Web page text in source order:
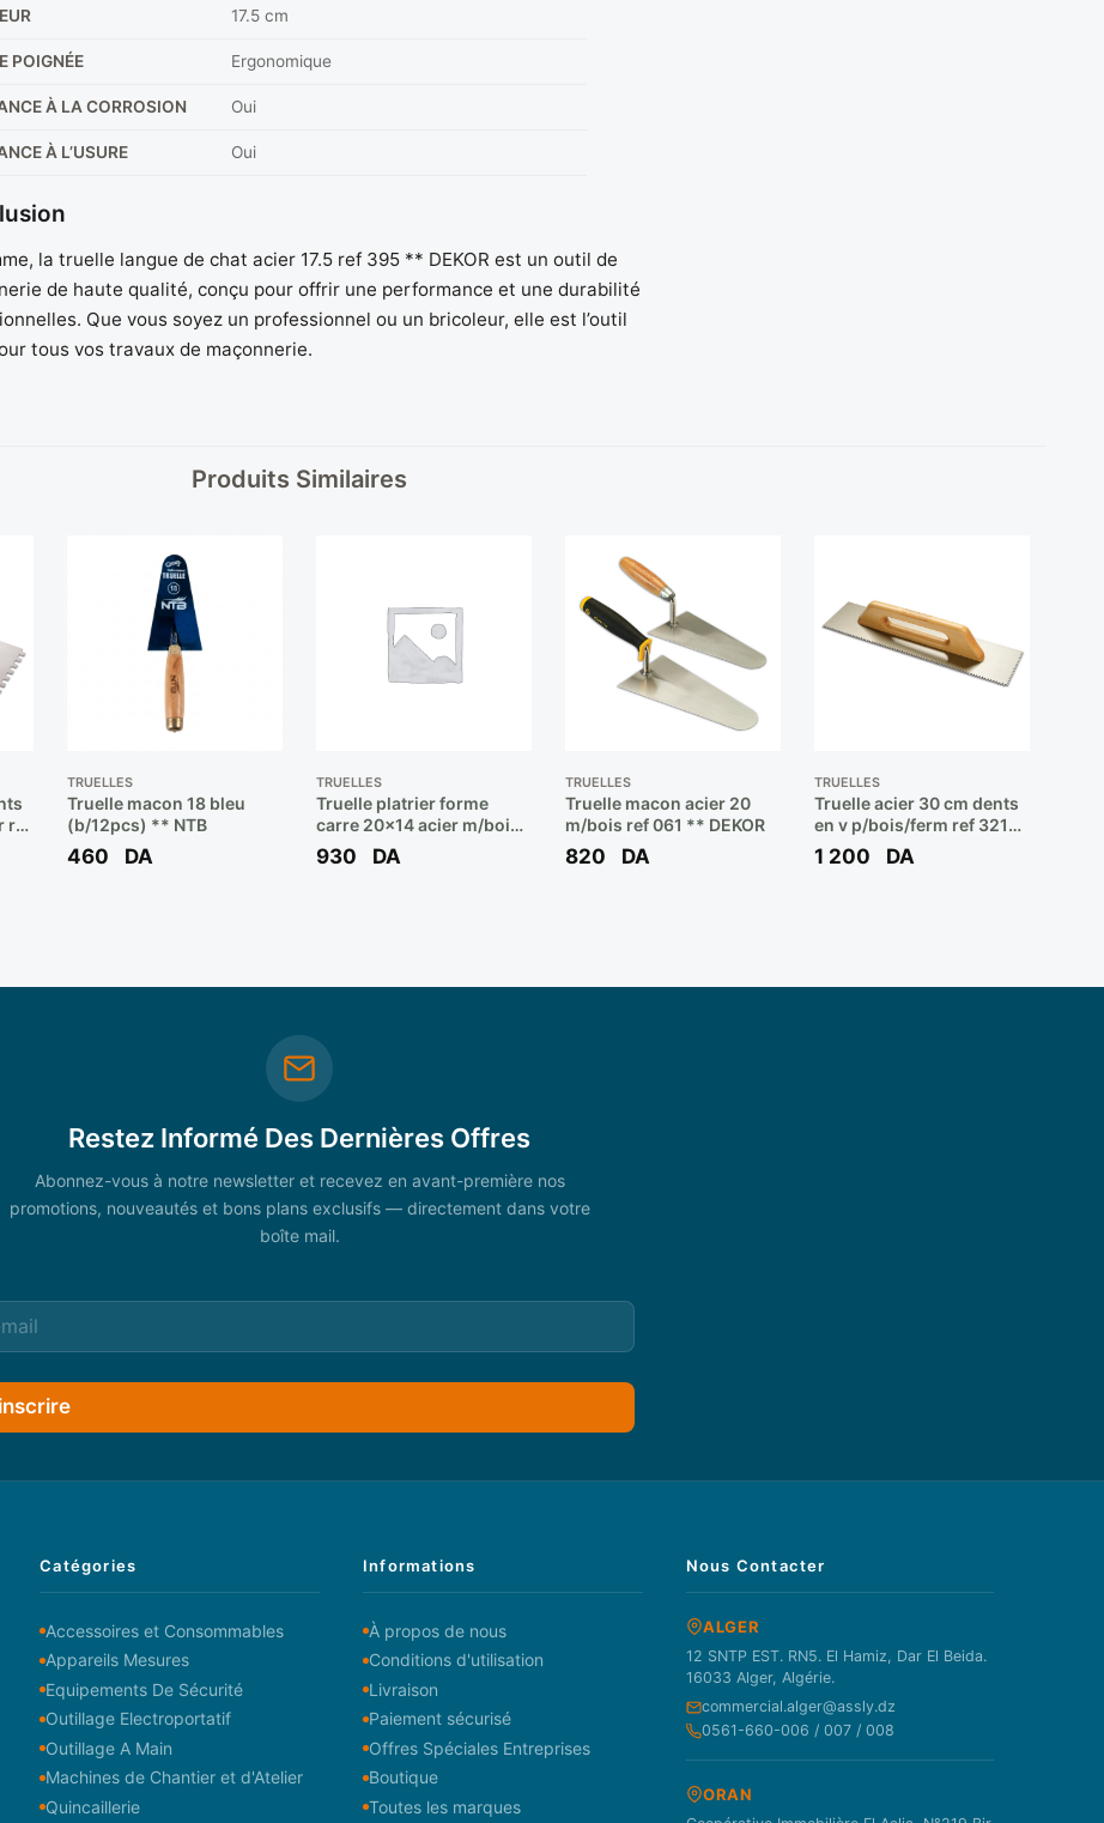
17.5 cm
POIGNÉE Ergonomique
À LA CORROSION Oui
À L’USURE Oui
la truelle langue de chat acier 17.5 ref 395 ** DEKOR est un outil de
de haute qualité, conçu pour offrir une performance et une durabilité
Que vous soyez un professionnel ou un bricoleur, elle est l’outil
tous vos travaux de maçonnerie.
Produits Similaires
ref
TRUELLES
Truelle macon 18 bleu
(b/12pcs) ** NTB
460 DA
TRUELLES
Truelle platrier forme
carre 20×14 acier m/bois
ref 284 ** DEKOR
930 DA
TRUELLES
Truelle macon acier 20
m/bois ref 061 ** DEKOR
820 DA
TRUELLES
Truelle acier 30 cm dents
en v p/bois/ferm ref 321
** DEKOR
1 200 DA
Restez Informé Des Dernières Offres
Abonnez-vous à notre newsletter et recevez en avant-première nos
promotions, nouveautés et bons plans exclusifs — directement dans votre
boîte mail.
Catégories
Accessoires et Consommables
Appareils Mesures
Equipements De Sécurité
Outillage Electroportatif
Outillage A Main
Machines de Chantier et d'Atelier
Quincaillerie
Informations
À propos de nous
Conditions d'utilisation
Livraison
Paiement sécurisé
Offres Spéciales Entreprises
Boutique
Toutes les marques
Nous Contacter
ALGER
12 SNTP EST. RN5. El Hamiz, Dar El Beida.
16033 Alger, Algérie.
commercial.alger@assly.dz
0561-660-006 / 007 / 008
ORAN